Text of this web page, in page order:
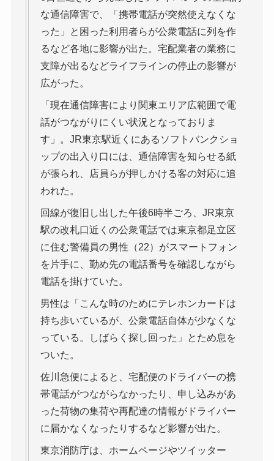
な通信障害で、「携帯電話が突然使えなくな
った」と困った利用者らが公衆電話に列を作
るなど各地に影響が出た。宅配業者の業務に
支障が出るなどライフラインの停止の影響が
広がった。
「現在通信障害により関東エリア広範囲で電
話がつながりにくい状況となっておりま
す」。JR東京駅近くにあるソフトバンクショ
ップの出入り口には、通信障害を知らせる紙
が張られ、店員らが押しかける客の対応に追
われた。
回線が復旧し出した午後6時半ごろ、JR東京
駅の改札口近くの公衆電話では東京都足立区
に住む警備員の男性（22）がスマートフォン
を片手に、勤め先の電話番号を確認しながら
電話を掛けていた。
男性は「こんな時のためにテレホンカードは
持ち歩いているが、公衆電話自体が少なくな
っている。しばらく探し回った」とため息を
ついた。
佐川急便によると、宅配便のドライバーの携
帯電話がつながらなかったり、申し込みがあ
った荷物の集荷や再配達の情報がドライバー
に届かなくなったりするなど影響が出た。
東京消防庁は、ホームページやツイッター